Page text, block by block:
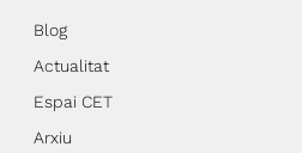
Blog
Actualitat
Espai CET
Arxiu